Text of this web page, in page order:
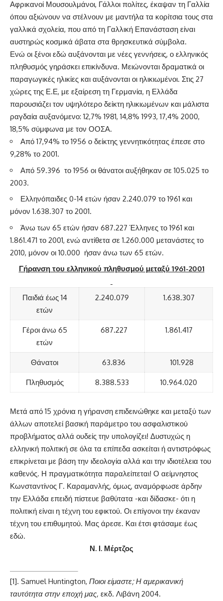
Αφρικανοί Μουσουλμάνοι, Γάλλοι πολίτες, έκαψαν τη Γαλλία
όπου αξιώνουν να στέλνουν με μαντήλα τα κορίτσια τους στα
γαλλικά σχολεία, που από τη Γαλλική Επανάσταση είναι
αυστηρώς κοσμικά άβατα στα θρησκευτικά σύμβολα.
Ενώ οι ξένοι εδώ αυξάνονται με νέες γεννήσεις, ο ελληνικός
πληθυσμός γηράσκει επικίνδυνα. Μειώνονται δραματικά οι
παραγωγικές ηλικίες και αυξάνονται οι ηλικιωμένοι. Στις 27
χώρες της Ε.Ε, με εξαίρεση τη Γερμανία, η Ελλάδα
παρουσιάζει τον υψηλότερο δείκτη ηλικιωμένων και μάλιστα
ραγδαία αυξανόμενο: 12,7% 1981, 14,8% 1993, 17,4% 2000,
18,5% σύμφωνα με τον ΟΟΣΑ.
Από 17,94% το 1956 ο δείκτης γεννητικότητας έπεσε στο
9,28% το 2001.
Από 59.396 το 1956 οι θάνατοι αυξήθηκαν σε 105.025 το
2003.
Ελληνόπαιδες 0-14 ετών ήσαν 2.240.079 το 1961 και
μόνον 1.638.307 το 2001.
Άνω των 65 ετών ήσαν 687.227 Έλληνες το 1961 και
1.861.471 το 2001, ενώ αντίθετα σε 1.260.000 μετανάστες το
2010, μόνον οι 10.000 ήσαν άνω των 65 ετών.
Γήρανση του ελληνικού πληθυσμού μεταξύ 1961-2001
Παιδιά έως 14
ετών
2.240.079 1.638.307
Γέροι άνω 65
ετών
687.227 1.861.417
Θάνατοι 63.836 101.928
Πληθυσμός 8.388.533 10.964.020
Μετά από 15 χρόνια η γήρανση επιδεινώθηκε και μεταξύ των
άλλων αποτελεί βασική παράμετρο του ασφαλιστικού
προβλήματος αλλά ουδείς την υπολογίζει! Δυστυχώς η
ελληνική πολιτική σε όλα τα επίπεδα ασκείται ή αντιστρόφως
επικρίνεται με βάση την ιδεολογία αλλά και την ιδιοτέλεια του
καθενός. Η πραγματικότητα παραλείπεται! Ο αείμνηστος
Κωνσταντίνος Γ. Καραμανλής, όμως, αναμόρφωσε άρδην
την Ελλάδα επειδή πίστευε βαθύτατα -και δίδασκε- ότι η
πολιτική είναι η τέχνη του εφικτού. Οι επίγονοι την έκαναν
τέχνη του επιθυμητού. Μας άρεσε. Και έτσι φτάσαμε έως
εδώ.
Ν. Ι. Μέρτζος
[1]. Samuel Huntington, Ποιοι είμαστε; Η αμερικανική
ταυτότητα στην εποχή μας, εκδ. Λιβάνη 2004.